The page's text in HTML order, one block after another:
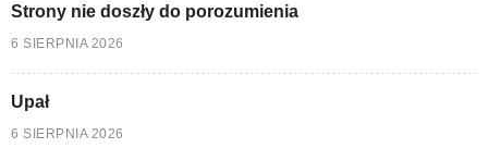
Strony nie doszły do porozumienia
6 SIERPNIA 2026
Upał
6 SIERPNIA 2026